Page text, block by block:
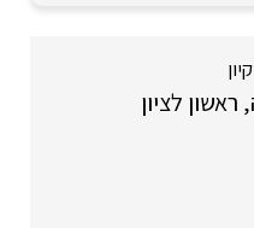
ראשון לציון